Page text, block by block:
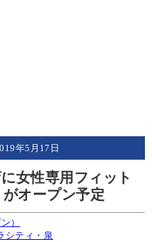
年5月17日
女性専用フィット
オープン予定
）
シティ・泉